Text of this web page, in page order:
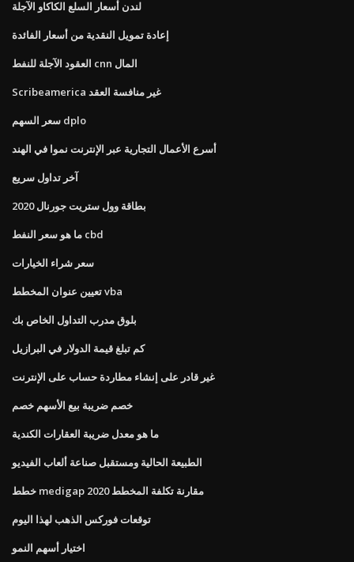
لندن أسعار السلع الكاكاو الآجلة
إعادة تمويل النقدية من أسعار الفائدة
العقود الآجلة للنفط cnn المال
Scribeamerica غير منافسة العقد
سعر السهم dplo
أسرع الأعمال التجارية عبر الإنترنت نموا في الهند
آخر تداول سريع
بطاقة وول ستريت جورنال 2020
ما هو سعر النفط cbd
سعر شراء الخيارات
تعيين عنوان المخطط vba
بلوق مدرب التداول الخاص بك
كم تبلغ قيمة الدولار في البرازيل
غير قادر على إنشاء مطاردة حساب على الإنترنت
خصم ضريبة بيع الأسهم خصم
ما هو معدل ضريبة العقارات الكندية
الطبيعة الحالية ومستقبل صناعة ألعاب الفيديو
خطط medigap مقارنة تكلفة المخطط 2020
توقعات فوركس الذهب لهذا اليوم
اختيار أسهم النمو